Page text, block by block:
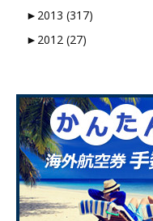
► 2013 (317)
► 2012 (27)